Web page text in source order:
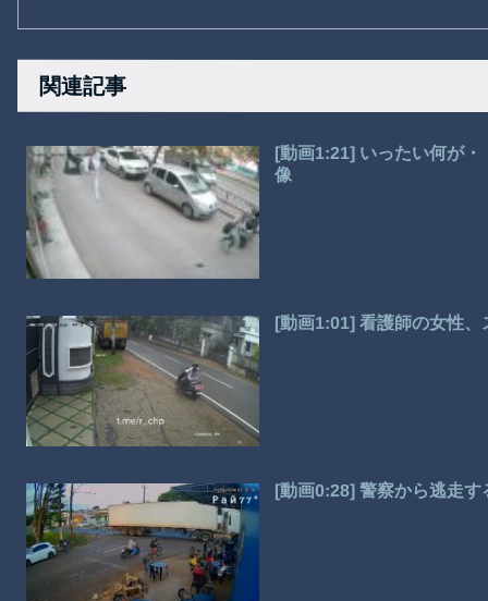
関連記事
[動画1:21] いったい何が
像
[動画1:01] 看護師の女性
[動画0:28] 警察から逃走